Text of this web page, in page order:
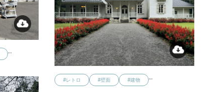
…
#レトロ #壁面 #建物